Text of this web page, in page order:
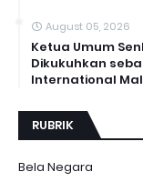
August 05, 2026
Ketua Umum
Dikukuhkan
International
RUBRIK
Bela Negara